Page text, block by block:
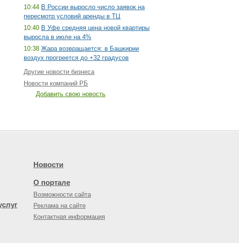
10:44 В России выросло число заявок на
пересмотр условий аренды в ТЦ
10:40 В Уфе средняя цена новой квартиры
выросла в июле на 4%
10:38 Жара возвращается: в Башкирии
воздух прогреется до +32 градусов
Другие новости бизнеса
Новости компаний РБ
Добавить свою новость
Новости
О портале
Возможности сайта
Реклама на сайте
Контактная информация